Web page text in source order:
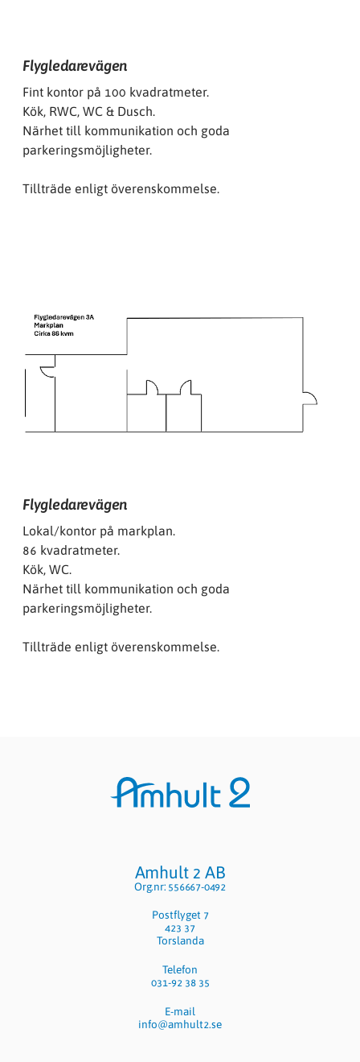
Flygledarevägen
Fint kontor på 100 kvadratmeter.
Kök, RWC, WC & Dusch.
Närhet till kommunikation och goda
parkeringsmöjligheter.
Tillträde enligt överenskommelse.
Flygledarevägen
Lokal/kontor på markplan.
86 kvadratmeter.
Kök, WC.
Närhet till kommunikation och goda
parkeringsmöjligheter.
Tillträde enligt överenskommelse.
Amhult 2 AB
Org.nr: 556667-0492
Postflyget 7
423 37
Torslanda
Telefon
031-92 38 35
E-mail
info@amhult2.se